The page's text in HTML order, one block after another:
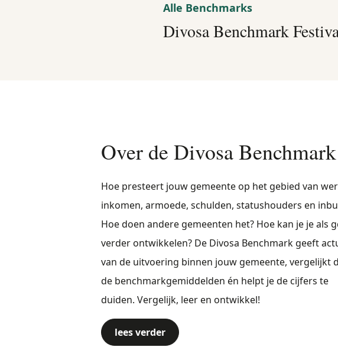
Alle Benchmarks
Divosa Benchmark
Over de Divosa Benchmark
Hoe presteert jouw gemeente op het gebied van
inkomen, armoede, schulden, statushouders en
Hoe doen andere gemeenten het? Hoe kan je je als
verder ontwikkelen? De Divosa Benchmark geeft
van de uitvoering binnen jouw gemeente, vergelijkt
de benchmarkgemiddelden én helpt je de cijfers te
duiden. Vergelijk, leer en ontwikkel!
lees verder